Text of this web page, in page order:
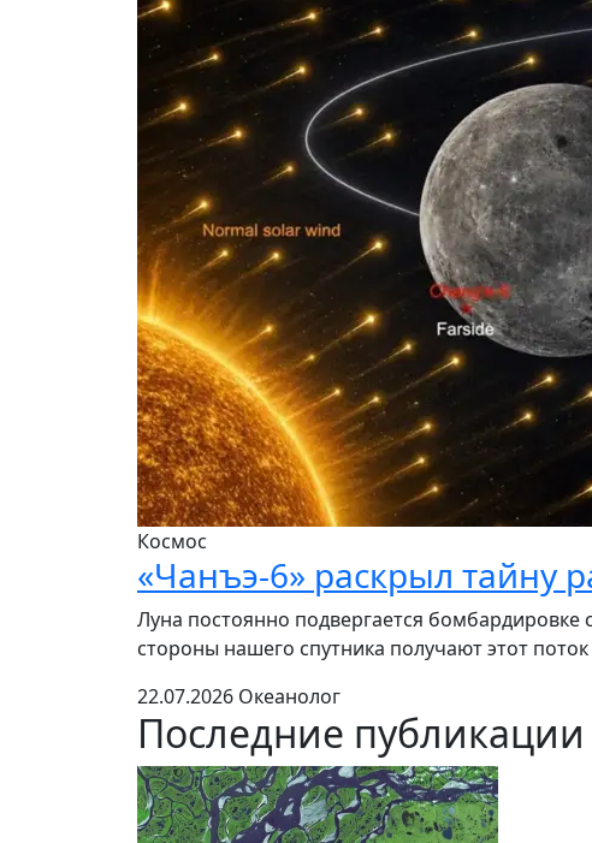
Космос
«Чанъэ-6» раскрыл тайну
Луна постоянно подвергается
стороны нашего спутника получают этот
22.07.2026 Океанолог
Последние публикации